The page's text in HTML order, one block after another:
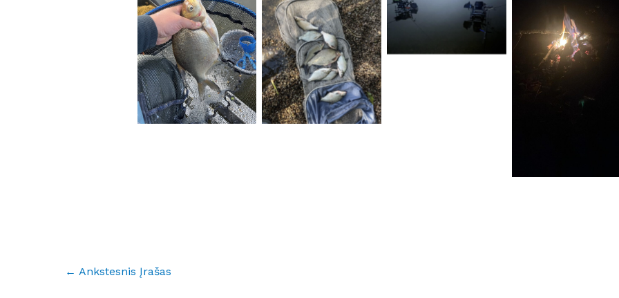
No Caption No Caption
No Caption
No Caption
← Ankstesnis Įrašas